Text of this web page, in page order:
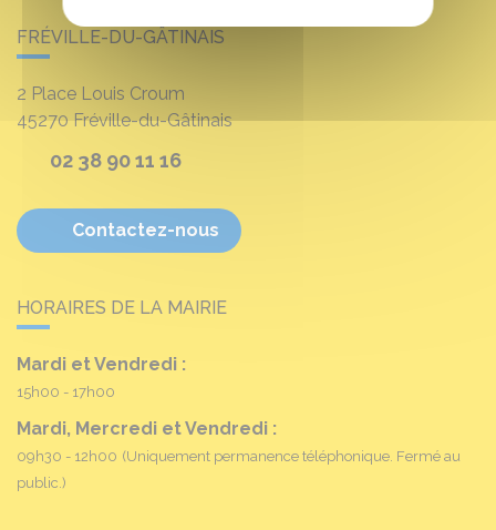
FRÉVILLE-DU-GÂTINAIS
2 Place Louis Croum
45270 Fréville-du-Gâtinais
02 38 90 11 16
Contactez-nous
HORAIRES DE LA MAIRIE
Mardi et Vendredi :
15h00 - 17h00
Mardi, Mercredi et Vendredi :
09h30 - 12h00 (Uniquement permanence téléphonique. Fermé au
public.)